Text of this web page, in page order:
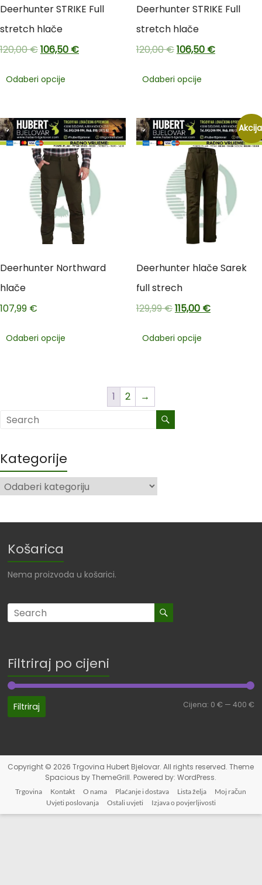
Deerhunter STRIKE Full
stretch hlače
120,00€106,50 €
Odaberi opcije
Deerhunter STRIKE Full
stretch hlače
120,00€106,50 €
Odaberi opcije
Deerhunter Northward
hlače
107,99 €
Odaberi opcije
Deerhunter hlače Sarek
full strech
129,99€115,00 €
Odaberi opcije
1 2 →
Kategorije
Košarica
Nema proizvoda u košarici.
Filtriraj po cijeni
Filtriraj Cijena: 0 € — 400 €
Copyright © 2026Trgovina Hubert Bjelovar. All rights reserved. Theme
Spacious by ThemeGrill. Powered by:WordPress.
Trgovina Kontakt O nama Plaćanje i dostava Lista želja
Moj račun
Uvjeti poslovanja
Ostali uvjeti Izjava o povjerljivosti